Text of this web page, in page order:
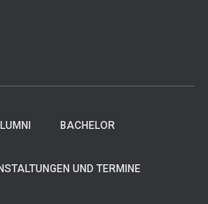
BACHELOR
UND TERMINE